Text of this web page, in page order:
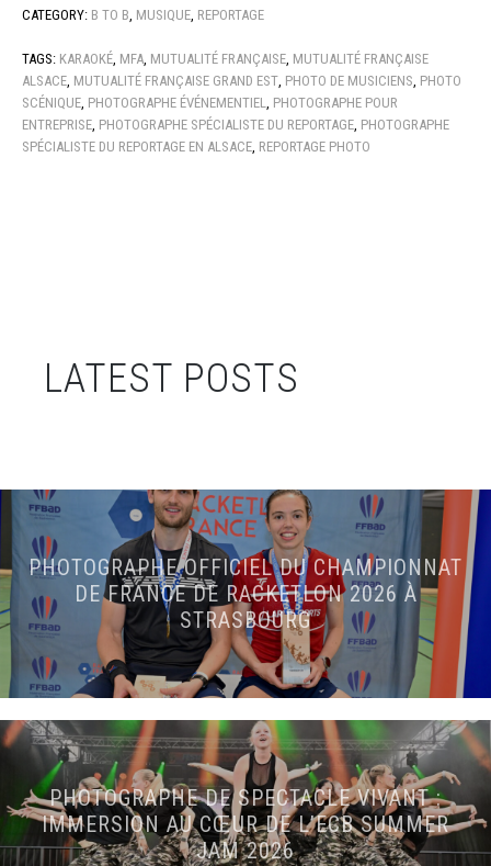
CATEGORY: B TO B MUSIQUE REPORTAGE
TAGS: KARAOKÉ MFA MUTUALITÉ FRANÇAISE MUTUALITÉ FRANÇAISE
ALSACE MUTUALITÉ FRANÇAISE GRAND EST PHOTO DE MUSICIENS PHOTO
SCÉNIQUE PHOTOGRAPHE ÉVÉNEMENTIEL
PHOTOGRAPHE POUR
ENTREPRISE PHOTOGRAPHE SPÉCIALISTE DU REPORTAGE PHOTOGRAPHE
SPÉCIALISTE DU REPORTAGE EN ALSACE REPORTAGE PHOTO
LATEST POSTS
PHOTOGRAPHE OFFICIEL DU CHAMPIONNAT
DE FRANCE DE RACKETLON 2026 À
STRASBOURG
PHOTOGRAPHE DE SPECTACLE VIVANT :
IMMERSION AU CŒUR DE L’ECB SUMMER
JAM 2026